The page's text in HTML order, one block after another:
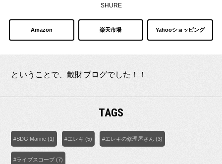
SHURE
Amazon 楽天市場 Yahooショッピング
ということで、散財ブログでした！！
TAGS
#SDG Marine (1) #エレキ (5) #エレキの修理屋さん (3)
#ライブスコープ (7)